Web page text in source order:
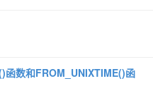
数和FROM_UNIXTIME()函